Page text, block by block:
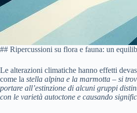
## Ripercussioni su flora e fauna: un
Le alterazioni climatiche hanno effetti
come la stella alpina e la marmotta – si
portare all’estinzione di alcuni gruppi
con le varietà autoctone e causando